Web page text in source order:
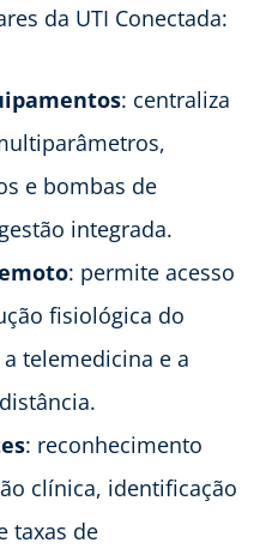
da UTI Conectada:
: centraliza
e bombas de
integrada.
: permite acesso
fisiológica do
telemedicina e a
: reconhecimento
clínica, identificação
taxas de